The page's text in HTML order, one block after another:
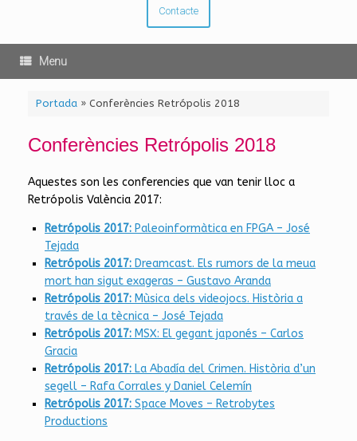
Contacte
Menu
Portada» Conferències Retrópolis 2018
Conferències Retrópolis 2018
Aquestes son les conferencies que van tenir lloc a
Retrópolis València 2017:
Retrópolis 2017: Paleoinformàtica en FPGA – José
Tejada
Retrópolis 2017: Dreamcast. Els rumors de la meua
mort han sigut exageras – Gustavo Aranda
Retrópolis 2017: Mùsica dels videojocs. Història a
través de la tècnica – José Tejada
Retrópolis 2017: MSX: El gegant japonés – Carlos
Gracia
Retrópolis 2017: La Abadía del Crimen. Història d’un
segell – Rafa Corrales y Daniel Celemín
Retrópolis 2017: Space Moves – Retrobytes
Productions